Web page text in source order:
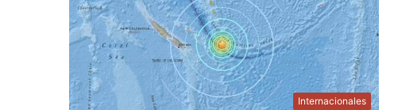
Internacionales